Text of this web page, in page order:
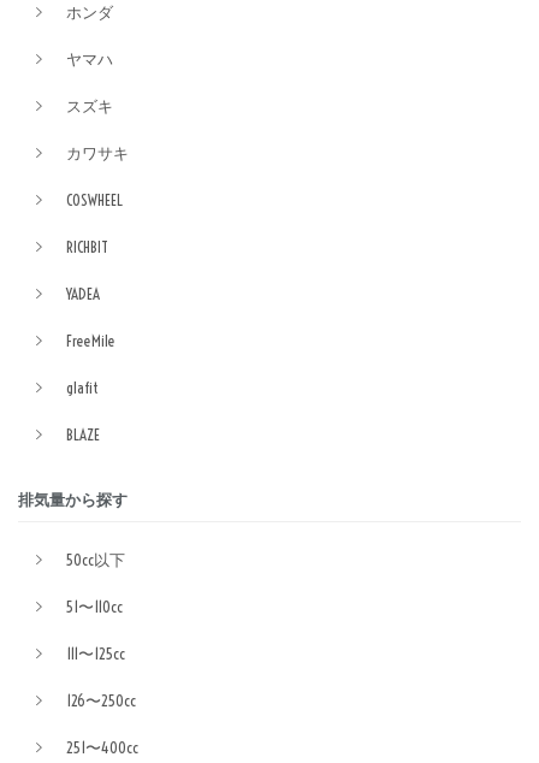
ホンダ
ヤマハ
スズキ
カワサキ
COSWHEEL
RICHBIT
YADEA
FreeMile
glafit
BLAZE
排気量から探す
50cc以下
51〜110cc
111〜125cc
126〜250cc
251〜400cc